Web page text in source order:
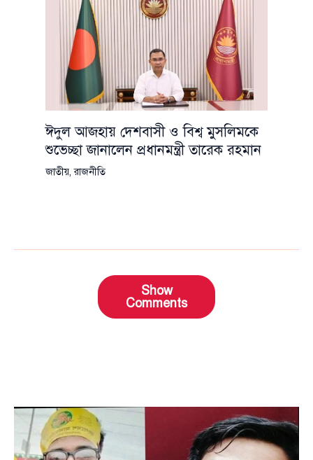
ঈদুল আজহায় দেশবাসী ও বিশ্ব মুসলিমকে
শুভেচ্ছা জানালেন প্রধানমন্ত্রী তারেক রহমান
জাতীয়,রাজনীতি
Show
Comments